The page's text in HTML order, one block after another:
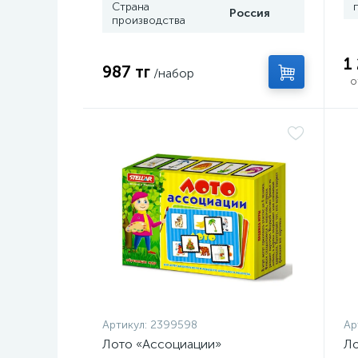
Страна
производства
Россия
987 тг /набор 1
Артикул: 2399598
Лото «Ассоциации»